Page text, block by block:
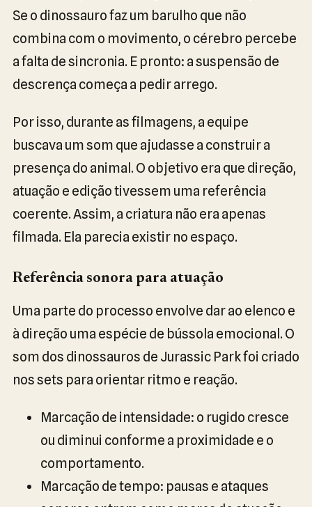
Se o dinossauro faz um barulho que não
combina com o movimento, o cérebro percebe
a falta de sincronia. E pronto: a suspensão de
descrença começa a pedir arrego.
Por isso, durante as filmagens, a equipe
buscava um som que ajudasse a construir a
presença do animal. O objetivo era que direção,
atuação e edição tivessem uma referência
coerente. Assim, a criatura não era apenas
filmada. Ela parecia existir no espaço.
Referência sonora para atuação
Uma parte do processo envolve dar ao elenco e
à direção uma espécie de bússola emocional. O
som dos dinossauros de Jurassic Park foi criado
nos sets para orientar ritmo e reação.
Marcação de intensidade: o rugido cresce
ou diminui conforme a proximidade e o
comportamento.
Marcação de tempo: pausas e ataques